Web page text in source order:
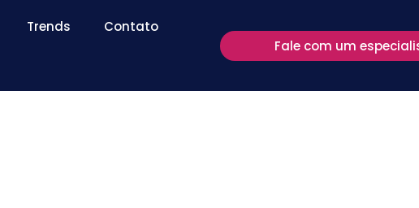
Trends Contato
Fale com um